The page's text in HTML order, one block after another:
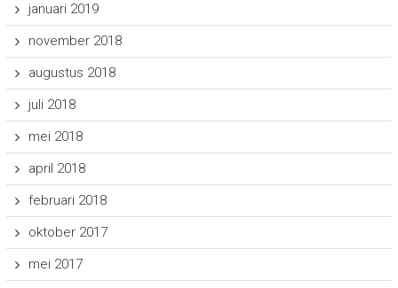
januari 2019
november 2018
augustus 2018
juli 2018
mei 2018
april 2018
februari 2018
oktober 2017
mei 2017